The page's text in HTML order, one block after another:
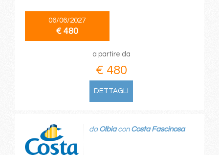
06/06/2027
€ 480
a partire da
€ 480
DETTAGLI
da Olbiacon Costa Fascinosa